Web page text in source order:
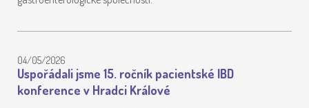
04/05/2026
Uspořádali jsme 15. ročník pacientské IBD
konference v Hradci Králové